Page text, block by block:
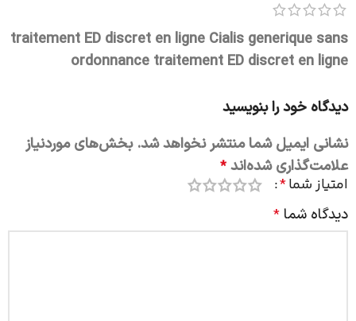
traitement ED discret en ligne Cialis generique sans
ordonnance traitement ED discret en ligne
دیدگاه خود را بنویسید
نشانی ایمیل شما منتشر نخواهد شد. بخش‌های موردنیاز
علامت‌گذاری شده‌اند *
امتیاز شما*
دیدگاه شما *